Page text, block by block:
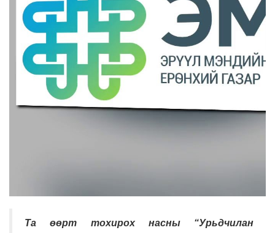
Та өөрт тохирох насны “Урьдчилан